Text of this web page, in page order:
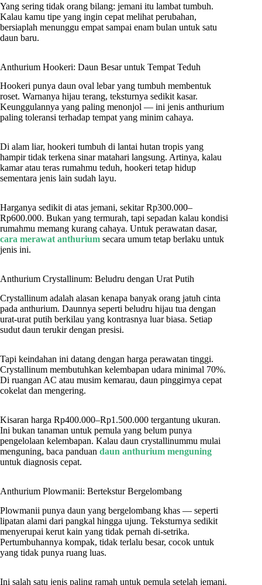
Yang sering tidak orang bilang: jemani itu lambat tumbuh.
Kalau kamu tipe yang ingin cepat melihat perubahan,
bersiaplah menunggu empat sampai enam bulan untuk satu
daun baru.
Anthurium Hookeri: Daun Besar untuk Tempat Teduh
Hookeri punya daun oval lebar yang tumbuh membentuk
roset. Warnanya hijau terang, teksturnya sedikit kasar.
Keunggulannya yang paling menonjol — ini jenis anthurium
paling toleransi terhadap tempat yang minim cahaya.
Di alam liar, hookeri tumbuh di lantai hutan tropis yang
hampir tidak terkena sinar matahari langsung. Artinya, kalau
kamar atau teras rumahmu teduh, hookeri tetap hidup
sementara jenis lain sudah layu.
Harganya sedikit di atas jemani, sekitar Rp300.000–
Rp600.000. Bukan yang termurah, tapi sepadan kalau kondisi
rumahmu memang kurang cahaya. Untuk perawatan dasar,
cara merawat anthurium secara umum tetap berlaku untuk
jenis ini.
Anthurium Crystallinum: Beludru dengan Urat Putih
Crystallinum adalah alasan kenapa banyak orang jatuh cinta
pada anthurium. Daunnya seperti beludru hijau tua dengan
urat-urat putih berkilau yang kontrasnya luar biasa. Setiap
sudut daun terukir dengan presisi.
Tapi keindahan ini datang dengan harga perawatan tinggi.
Crystallinum membutuhkan kelembapan udara minimal 70%.
Di ruangan AC atau musim kemarau, daun pinggirnya cepat
cokelat dan mengering.
Kisaran harga Rp400.000–Rp1.500.000 tergantung ukuran.
Ini bukan tanaman untuk pemula yang belum punya
pengelolaan kelembapan. Kalau daun crystallinummu mulai
menguning, baca panduan daun anthurium menguning
untuk diagnosis cepat.
Anthurium Plowmanii: Bertekstur Bergelombang
Plowmanii punya daun yang bergelombang khas — seperti
lipatan alami dari pangkal hingga ujung. Teksturnya sedikit
menyerupai kerut kain yang tidak pernah di-setrika.
Pertumbuhannya kompak, tidak terlalu besar, cocok untuk
yang tidak punya ruang luas.
Ini salah satu jenis paling ramah untuk pemula setelah jemani.